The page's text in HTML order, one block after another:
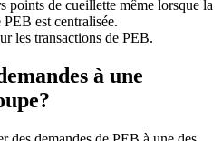
points de cueillette même lorsque la
PEB est centralisée.
les transactions de PEB.
à une